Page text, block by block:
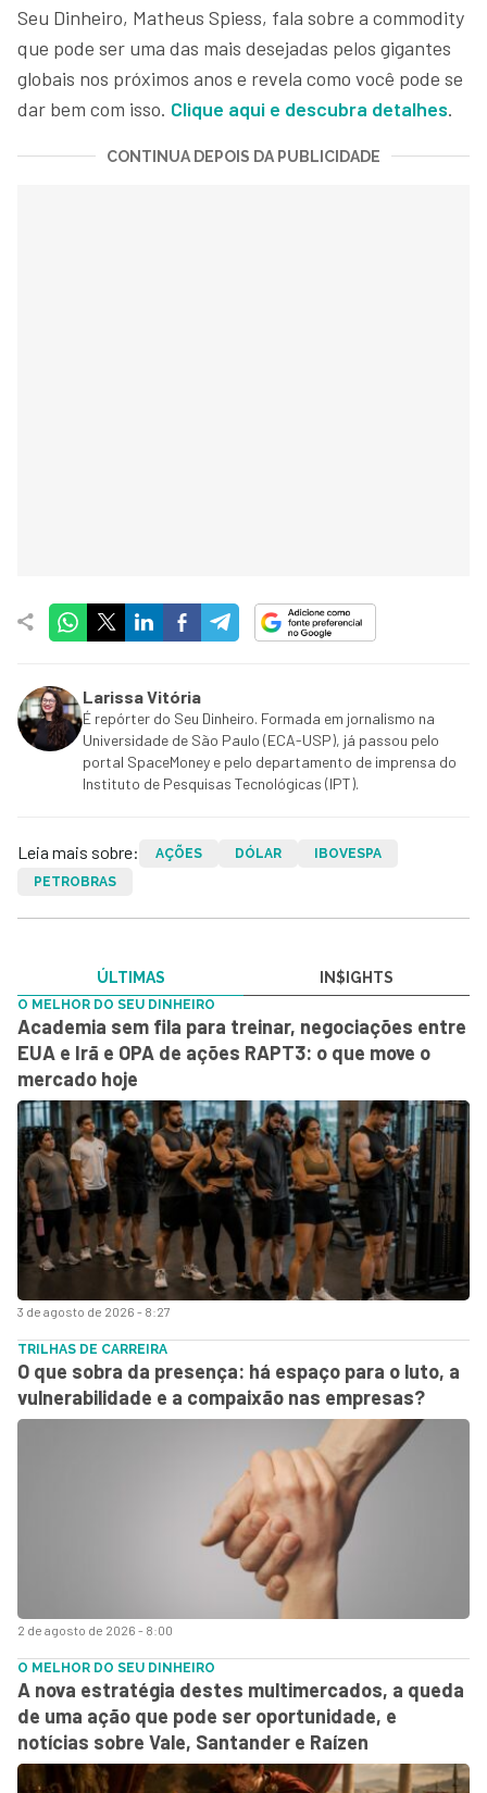
Seu Dinheiro, Matheus Spiess, fala sobre a commodity
que pode ser uma das mais desejadas pelos gigantes
globais nos próximos anos e revela como você pode se
dar bem com isso. Clique aqui e descubra detalhes.
CONTINUA DEPOIS DA PUBLICIDADE
Larissa Vitória
É repórter do Seu Dinheiro. Formada em jornalismo na
Universidade de São Paulo (ECA-USP), já passou pelo
portal SpaceMoney e pelo departamento de imprensa do
Instituto de Pesquisas Tecnológicas (IPT).
Leia mais sobre: AÇÕES DÓLAR
IBOVESPA
PETROBRAS
ÚLTIMAS IN$IGHTS
3 de agosto de 2026 - 8:27
O MELHOR DO SEU DINHEIRO
Academia sem fila para treinar, negociações entre
EUA e Irã e OPA de ações RAPT3: o que move o
mercado hoje
2 de agosto de 2026 - 8:00
TRILHAS DE CARREIRA
O que sobra da presença: há espaço para o luto, a
vulnerabilidade e a compaixão nas empresas?
O MELHOR DO SEU DINHEIRO
A nova estratégia destes multimercados, a queda
de uma ação que pode ser oportunidade, e
notícias sobre Vale, Santander e Raízen